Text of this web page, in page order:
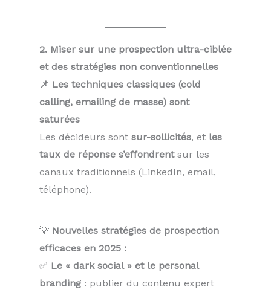
2. Miser sur une prospection ultra-ciblée
et des stratégies non conventionnelles
📌 Les techniques classiques (cold
calling, emailing de masse) sont
saturées
Les décideurs sont sur-sollicités, et les
taux de réponse s’effondrentsur les
canaux traditionnels (LinkedIn, email,
téléphone).
💡 Nouvelles stratégies de prospection
efficaces en 2025 :
✅ Le « dark social » et le personal
branding : publier du contenu expert